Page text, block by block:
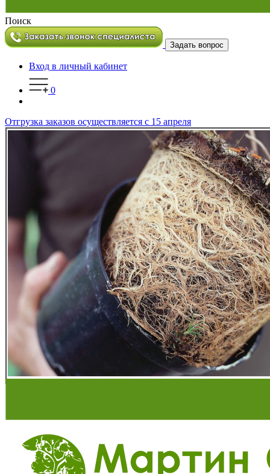
Поиск
Задать вопрос
Вход в личный кабинет
0
Отгрузка заказов осуществляется с 15 апреля